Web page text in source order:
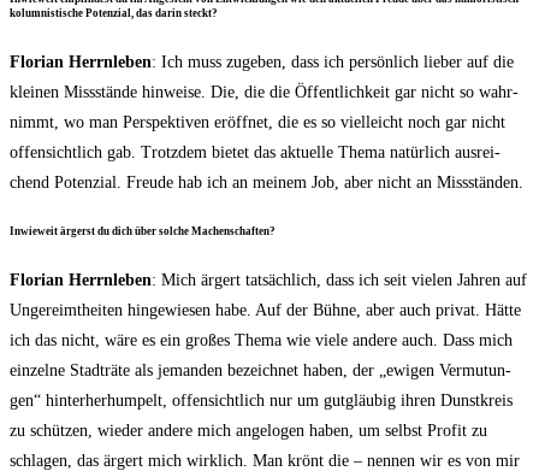
kolum­nis­ti­sche Poten­zi­al, das dar­in steckt?
Flo­ri­an Herrn­le­ben: Ich muss zuge­ben, dass ich per­sön­lich lie­ber auf die
klei­nen Miss­stän­de hin­wei­se. Die, die die Öffent­lich­keit gar nicht so wahr­
nimmt, wo man Per­spek­ti­ven eröff­net, die es so viel­leicht noch gar nicht
offen­sicht­lich gab. Trotz­dem bie­tet das aktu­el­le The­ma natür­lich aus­rei­
chend Poten­zi­al. Freu­de hab ich an mei­nem Job, aber nicht an Missständen.
Inwie­weit ärgerst du dich über sol­che Machenschaften?
Flo­ri­an Herrn­le­ben: Mich ärgert tat­säch­lich, dass ich seit vie­len Jah­ren auf
Unge­reimt­hei­ten hin­ge­wie­sen habe. Auf der Büh­ne, aber auch pri­vat. Hät­te
ich das nicht, wäre es ein gro­ßes The­ma wie vie­le ande­re auch. Dass mich
ein­zel­ne Stadt­rä­te als jeman­den bezeich­net haben, der „ewi­gen Ver­mu­tun­
gen“ hin­ter­her­hum­pelt, offen­sicht­lich nur um gut­gläu­big ihren Dunst­kreis
zu schüt­zen, wie­der ande­re mich ange­lo­gen haben, um selbst Pro­fit zu
schla­gen, das ärgert mich wirk­lich. Man krönt die – nen­nen wir es von mir